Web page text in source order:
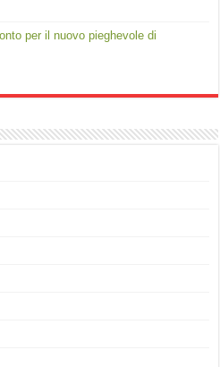
per il nuovo pieghevole di